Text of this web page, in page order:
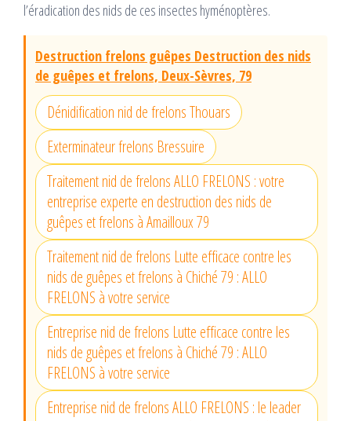
l’éradication des nids de ces insectes hyménoptères.
Destruction frelons guêpes Destruction des nids
de guêpes et frelons, Deux-Sèvres, 79
Dénidification nid de frelons Thouars
Exterminateur frelons Bressuire
Traitement nid de frelons ALLO FRELONS : votre
entreprise experte en destruction des nids de
guêpes et frelons à Amailloux 79
Traitement nid de frelons Lutte efficace contre les
nids de guêpes et frelons à Chiché 79 : ALLO
FRELONS à votre service
Entreprise nid de frelons Lutte efficace contre les
nids de guêpes et frelons à Chiché 79 : ALLO
FRELONS à votre service
Entreprise nid de frelons ALLO FRELONS : le leader